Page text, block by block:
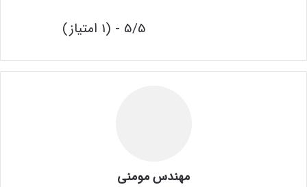
5/5 - (1 امتیاز)
مهندس مومنی